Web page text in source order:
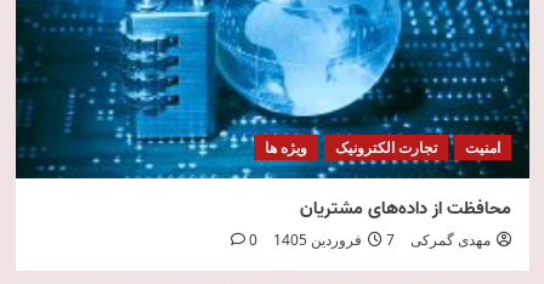
امنیت تجارت الکترونیک ویژه ها
محافظت از داده‌های مشتریان
مهدی گمرکی 7 فروردین 1405 0